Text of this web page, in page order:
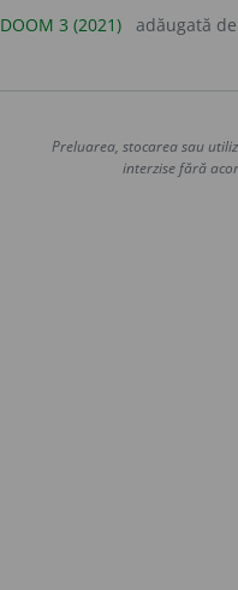
DOOM 3 (2021) adăugată de
Preluarea, stocarea sau
interzise fără